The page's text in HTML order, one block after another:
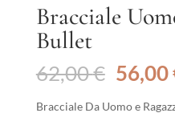
Bracciale
Bullet
62,00€ Il
prezzo
56,00
Bracciale Da Uomo e